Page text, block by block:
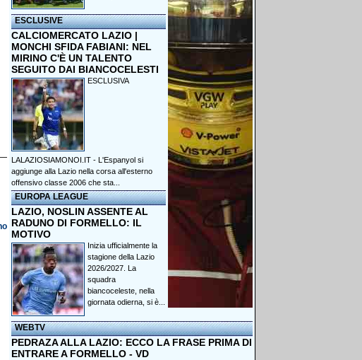
ESCLUSIVE
CALCIOMERCATO LAZIO |
MONCHI SFIDA FABIANI: NEL
MIRINO C'È UN TALENTO
SEGUITO DAI BIANCOCELESTI
ESCLUSIVA
LALAZIOSIAMONOI.IT - L'Espanyol si
aggiunge alla Lazio nella corsa all'esterno
offensivo classe 2006 che sta...
EUROPA LEAGUE
LAZIO, NOSLIN ASSENTE AL
RADUNO DI FORMELLO: IL
MOTIVO
Inizia ufficialmente la
stagione della Lazio
2026/2027. La
squadra
biancoceleste, nella
giornata odierna, si è...
WEBTV
PEDRAZA ALLA LAZIO: ECCO LA FRASE PRIMA DI
ENTRARE A FORMELLO - VD